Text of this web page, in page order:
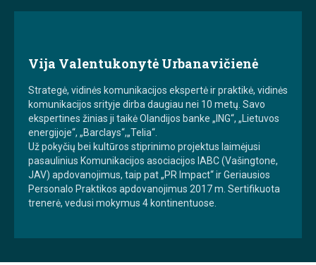
Vija Valentukonytė Urbanavičienė
Strategė, vidinės komunikacijos ekspertė ir praktikė, vidinės
komunikacijos srityje dirba daugiau nei 10 metų. Savo
ekspertines žinias ji taikė Olandijos banke „ING“, „Lietuvos
energijoje“, „Barclays“,„Telia“.
Už pokyčių bei kultūros stiprinimo projektus laimėjusi
pasaulinius Komunikacijos asociacijos IABC (Vašingtone,
JAV) apdovanojimus, taip pat „PR Impact“ ir Geriausios
Personalo Praktikos apdovanojimus 2017 m. Sertifikuota
trenerė, vedusi mokymus 4 kontinentuose.